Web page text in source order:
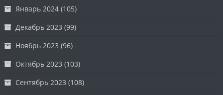
Январь 2024 (105)
Декабрь 2023 (99)
Ноябрь 2023 (96)
Октябрь 2023 (103)
Сентябрь 2023 (108)